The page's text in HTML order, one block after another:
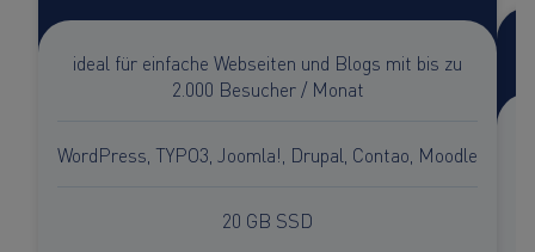
ideal für einfache Webseiten und Blogs mit bis zu
2.000 Besucher / Monat
WordPress, TYPO3, Joomla!, Drupal, Contao, Moodle
20 GB SSD